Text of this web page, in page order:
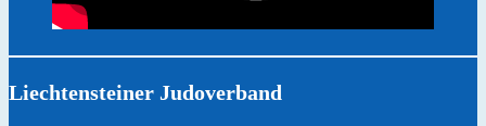
Liechtensteiner Judoverband